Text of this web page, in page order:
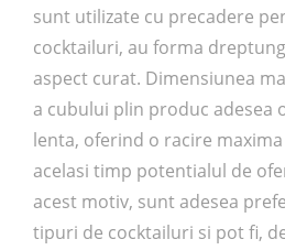
sunt utilizate cu precadere
cocktailuri, au forma
aspect curat. Dimensiunea
a cubului plin produc adesea
lenta, oferind o racire
acelasi timp potentialul de
acest motiv, sunt adesea
tipuri de cocktailuri si pot fi,